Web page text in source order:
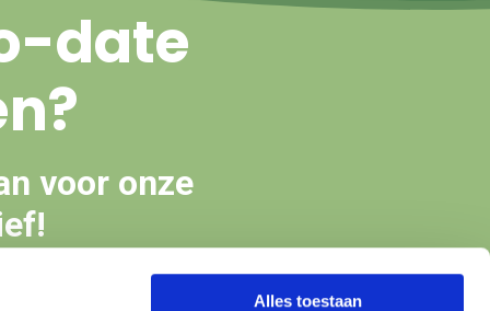
Alles toestaan
date
voor onze